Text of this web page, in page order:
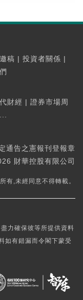
稿 | 投資者關係 |
財經 | 證券市場周
通告之憲報刊登報章
財華控股有限公司
有,未經同意不得轉載。
力確保彼等所提供資料
如有錯漏而令閣下蒙受